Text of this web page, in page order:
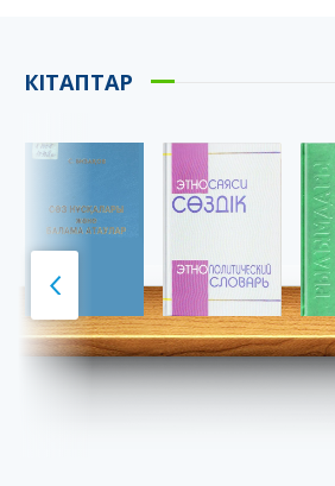
КІТАПТАР